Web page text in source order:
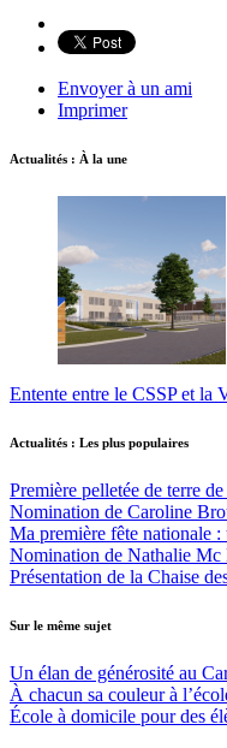
Envoyer à un ami
Imprimer
Actualités : À la une
Entente entre le CSSP et la
Actualités : Les plus populaires
Première pelletée de terre
Nomination de Caroline
Ma première fête nationale
Nomination de Nathalie Mc
Présentation de la Chaise
Sur le même sujet
Un élan de générosité au
À chacun sa couleur à
École à domicile pour des